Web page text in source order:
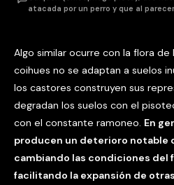
atacada por un perro y que al
Algo similar ocurre con la flora de
coihues no se adaptan a suelos
los castores construyen sus
degradan los suelos con el
con el constante ramoneo. En
producen un deterioro notable
cambiando las condiciones del
facilitando la expansión de